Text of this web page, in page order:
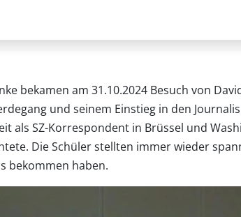
bekamen am 31.10.2024 Besuch von
und seinem Einstieg in den
als SZ-Korrespondent in Brüssel und
Die Schüler stellten immer wieder
bekommen haben.